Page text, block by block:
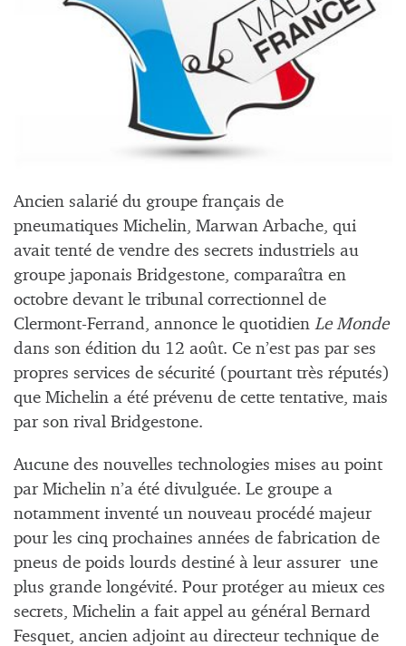
Ancien salarié du groupe français de
pneumatiques Michelin, Marwan Arbache, qui
avait tenté de vendre des secrets industriels au
groupe japonais Bridgestone, comparaîtra en
octobre devant le tribunal correctionnel de
Clermont-Ferrand, annonce le quotidien Le Monde
dans son édition du 12 août. Ce n’est pas par ses
propres services de sécurité (pourtant très réputés)
que Michelin a été prévenu de cette tentative, mais
par son rival Bridgestone.
Aucune des nouvelles technologies mises au point
par Michelin n’a été divulguée. Le groupe a
notamment inventé un nouveau procédé majeur
pour les cinq prochaines années de fabrication de
pneus de poids lourds destiné à leur assurer une
plus grande longévité. Pour protéger au mieux ces
secrets, Michelin a fait appel au général Bernard
Fesquet, ancien adjoint au directeur technique de